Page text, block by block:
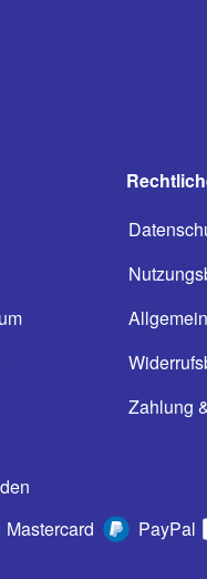
Zahlung
Mastercard PayPal